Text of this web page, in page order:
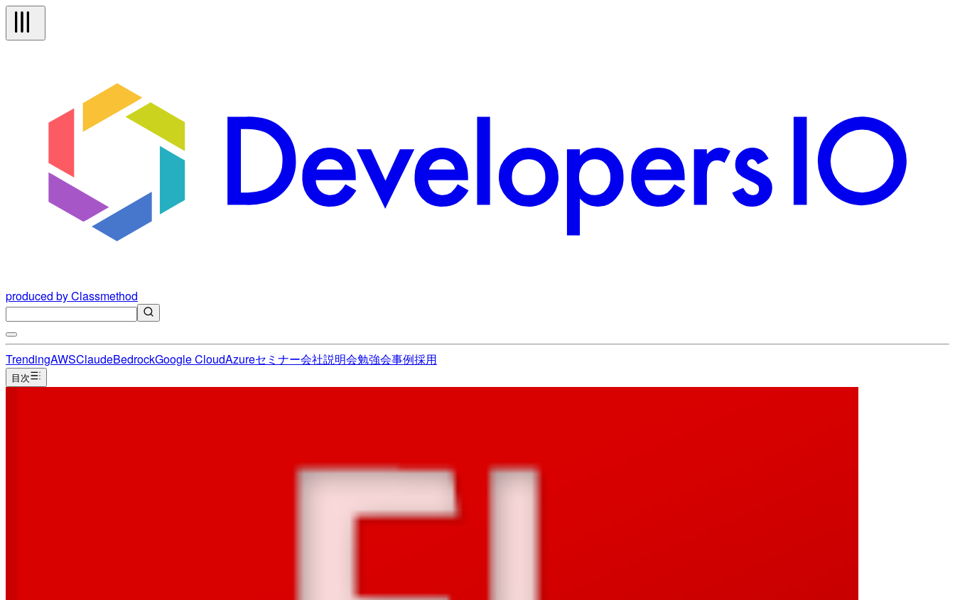
produced by Classmethod
TrendingAWSClaudeBedrockGoogle CloudAzureセミナー会社説明会勉強会事例採用
目次